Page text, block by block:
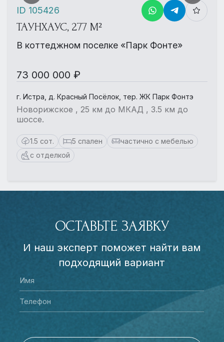
ТАУНХАУС, 277 М²
В коттеджном поселке «Парк Фонте»
73 000 000 ₽
г. Истра, д. Красный Посёлок, тер. ЖК Парк Фонтэ
Новорижское , 25 км до МКАД , 3.5 км до
шоссе.
1.5 сот. 5 спален
частично с мебелью
с отделкой
ID 105426
ОСТАВЬТЕ ЗАЯВКУ
И наш эксперт поможет найти вам
подходящий вариант